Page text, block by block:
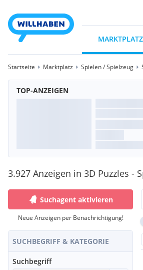
MARKTPLATZ
Startseite Marktplatz Spielen / Spielzeug
TOP-ANZEIGEN
3.927 Anzeigen in 3D Puzzles -
Suchagent aktivieren
Neue Anzeigen per Benachrichtigung!
SUCHBEGRIFF & KATEGORIE
Suchbegriff